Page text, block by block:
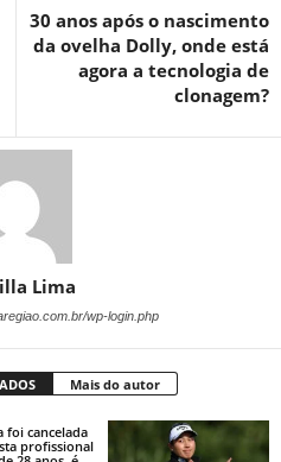
30 anos após o nascimento
da ovelha Dolly, onde está
agora a tecnologia de
clonagem?
Lima
wp-login.php
Mais do autor
foi cancelada
profissional